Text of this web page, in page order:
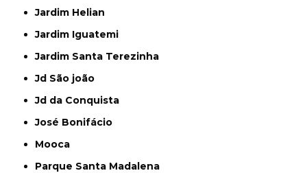
Jardim Helian
Jardim Iguatemi
Jardim Santa Terezinha
Jd São joão
Jd da Conquista
José Bonifácio
Mooca
Parque Santa Madalena